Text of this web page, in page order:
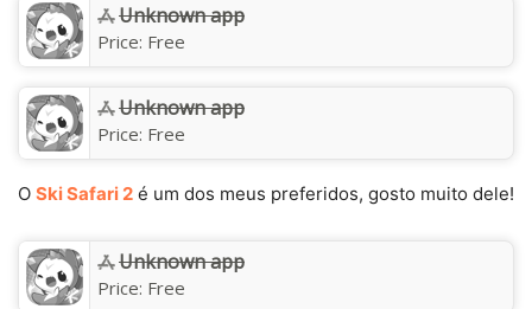
Unknown app
Price: Free
Unknown app
Price: Free
O Ski Safari 2 é um dos meus preferidos, gosto muito dele!
Unknown app
Price: Free